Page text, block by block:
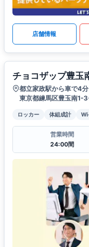
店舗情報
チョコザップ豊玉
都立家政駅から車で4分
東京都練馬区豊玉南1-
ロッカー 体組成計
営業時間
24:00間